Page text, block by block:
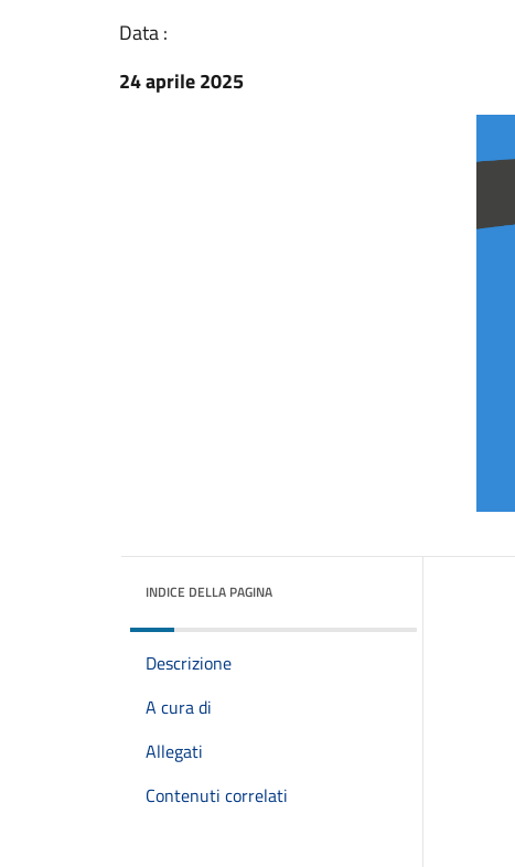
Data :
24 aprile 2025
INDICE DELLA PAGINA
Descrizione
A cura di
Allegati
Contenuti correlati